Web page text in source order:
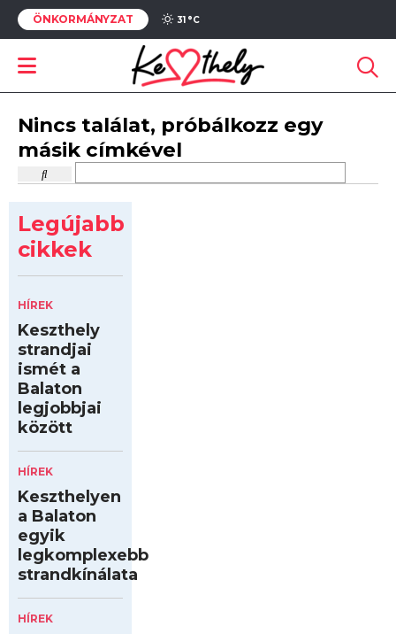
ÖNKORMÁNYZAT 31 °C
Nincs találat, próbálkozz egy
másik címkével
Legújabb
cikkek
HÍREK
Keszthely
strandjai
ismét a
Balaton
legjobbjai
között
HÍREK
Keszthelyen
a Balaton
egyik
legkomplexebb
strandkínálata
HÍREK